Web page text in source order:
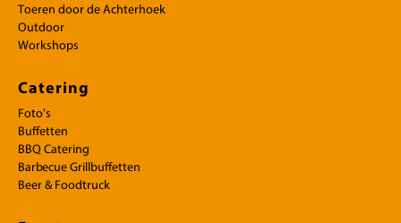
Toeren door de Achterhoek
Outdoor
Workshops
Catering
Foto's
Buffetten
BBQ Catering
Barbecue Grillbuffetten
Beer & Foodtruck